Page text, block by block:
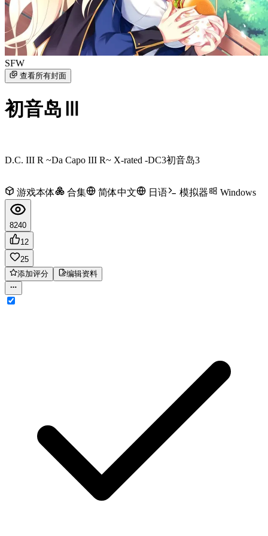
SFW
查看所有封面
初音岛Ⅲ
D.C. III R ~Da Capo III R~ X-rated -DC3初音岛3
游戏本体 合集 简体中文 日语 模拟器 Windows
8240
12
25
添加评分
编辑资料